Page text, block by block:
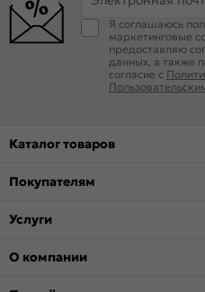
Я соглашаюсь
маркетинговые
предоставляю
данных, а также
согласие с
Каталог товаров
Покупателям
Услуги
О компании